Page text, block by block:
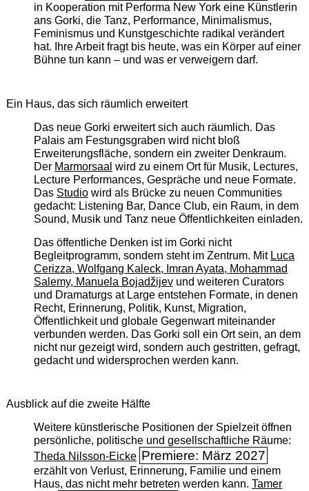
in Kooperation mit Performa New York eine Künstlerin
ans Gorki, die Tanz, Performance, Minimalismus,
Feminismus und Kunstgeschichte radikal verändert
hat. Ihre Arbeit fragt bis heute, was ein Körper auf einer
Bühne tun kann – und was er verweigern darf.
Ein Haus, das sich räumlich erweitert
Das neue Gorki erweitert sich auch räumlich. Das
Palais am Festungsgraben wird nicht bloß
Erweiterungsfläche, sondern ein zweiter Denkraum.
Der Marmorsaal wird zu einem Ort für Musik, Lectures,
Lecture Performances, Gespräche und neue Formate.
Das Studiowird als Brücke zu neuen Communities
gedacht: Listening Bar, Dance Club, ein Raum, in dem
Sound, Musik und Tanz neue Öffentlichkeiten einladen.
Das öffentliche Denken ist im Gorki nicht
Begleitprogramm, sondern steht im Zentrum. Mit Luca
Cerizza, Wolfgang Kaleck, Imran Ayata, Mohammad
Salemy, Manuela Bojadžijevund weiteren Curators
und Dramaturgs at Large entstehen Formate, in denen
Recht, Erinnerung, Politik, Kunst, Migration,
Öffentlichkeit und globale Gegenwart miteinander
verbunden werden. Das Gorki soll ein Ort sein, an dem
nicht nur gezeigt wird, sondern auch gestritten, gefragt,
gedacht und widersprochen werden kann.
Ausblick auf die zweite Hälfte
Weitere künstlerische Positionen der Spielzeit öffnen
persönliche, politische und gesellschaftliche Räume:
Theda Nilsson-Eicke Premiere: März 2027
erzählt von Verlust, Erinnerung, Familie und einem
Haus, das nicht mehr betreten werden kann. Tamer